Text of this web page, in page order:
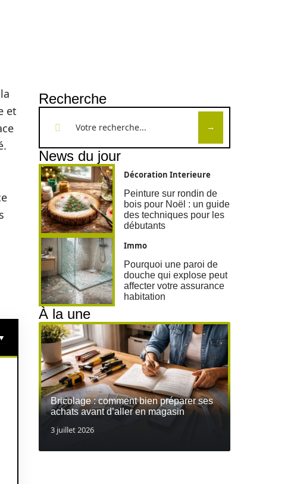
et
Recherche
News du jour
Décoration Interieure
Peinture sur rondin de
bois pour Noël : un guide
des techniques pour les
débutants
Immo
Pourquoi une paroi de
douche qui explose peut
affecter votre assurance
habitation
À la une
Bricolage : comment bien préparer ses
achats avant d’aller en magasin
3 juillet 2026